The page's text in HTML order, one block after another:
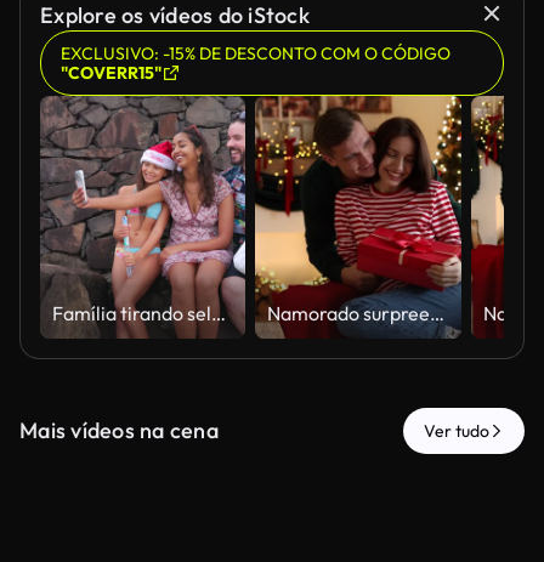
Explore os vídeos do iStock
EXCLUSIVO: -15% DE DESCONTO COM O CÓDIGO
"COVERR15"
Família tirando selfies de Natal na praia Namorado surpreendendo a namorada com presente de Natal em casa. Câmera se movendo para frente e para trás
Mais vídeos na cena Ver tudo